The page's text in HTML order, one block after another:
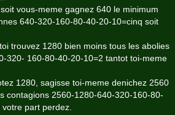
vous-meme gagnez 640 le minimum
640-320-160-80-40-20-10=cinq soit
trouvez 1280 bien moins tous les abolies
320- 160-80-40-20-10=2 tantot toi-meme
1280, sagisse toi-meme denichez 2560
contagions 2560-1280-640-320-160-80-
part perdez.